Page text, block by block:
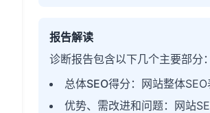
报告解读
诊断报告包含以下几个主要部分：
总体SEO得分 ：网站整体
优势、需改进和问题：网站